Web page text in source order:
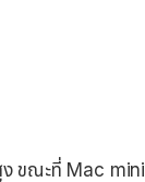
ง ขณะที่ Mac mini